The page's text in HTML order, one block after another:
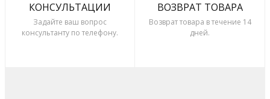
КОНСУЛЬТАЦИИ
Задайте ваш вопрос
консультанту по телефону.
ВОЗВРАТ ТОВАРА
Возврат товара в течение 14
дней.